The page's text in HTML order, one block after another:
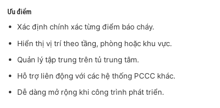
Ưu điểm
Xác định chính xác từng điểm báo cháy.
Hiển thị vị trí theo tầng, phòng hoặc khu vực.
Quản lý tập trung trên tủ trung tâm.
Hỗ trợ liên động với các hệ thống PCCC khác.
Dễ dàng mở rộng khi công trình phát triển.